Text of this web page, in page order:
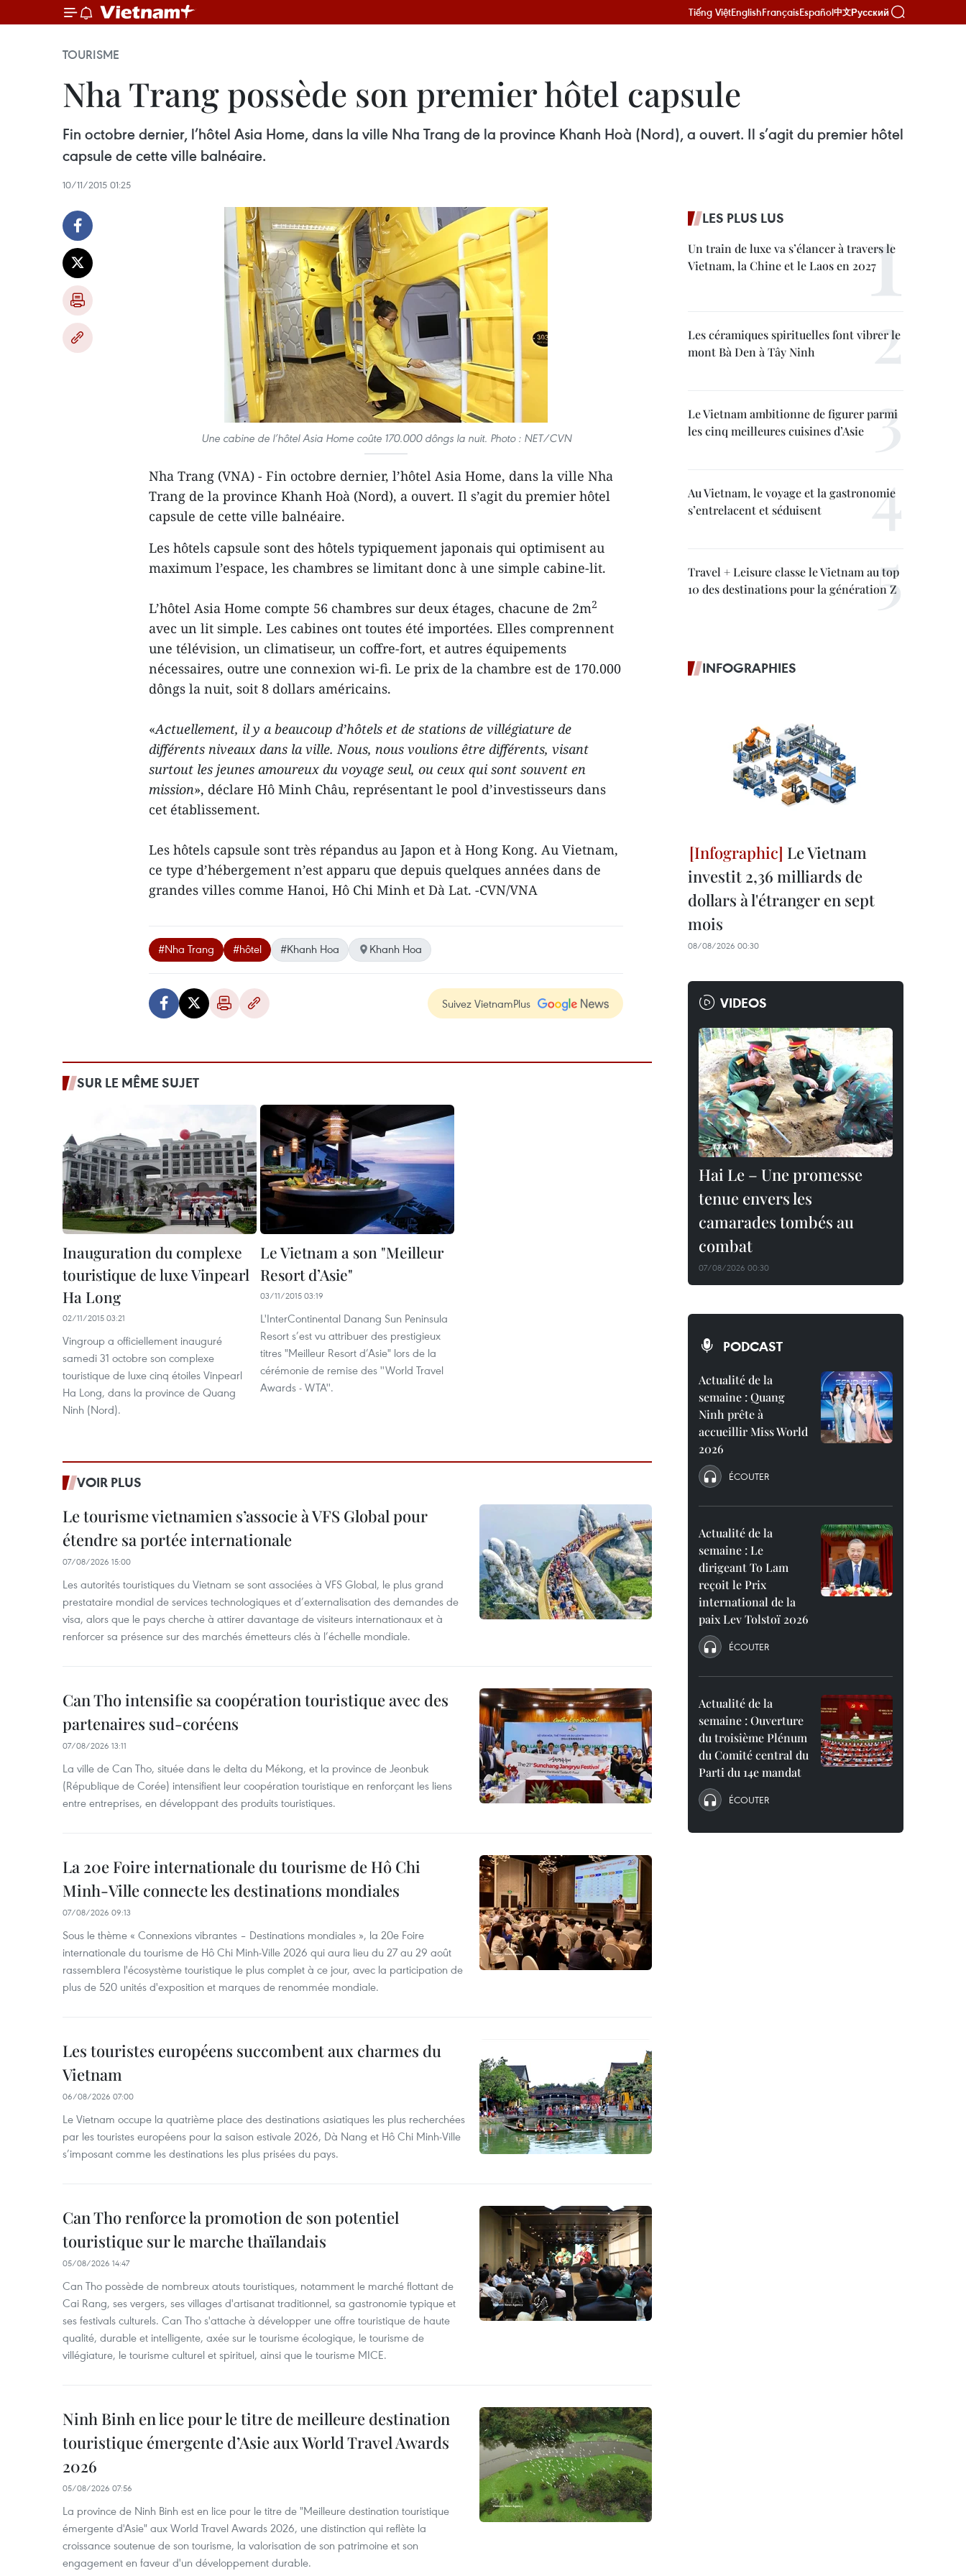
Tiếng ViệtEnglishFrançaisEspañol中文Русский
TOURISME
Nha Trang possède son premier hôtel capsule
Fin octobre dernier, l’hôtel Asia Home, dans la ville Nha Trang de la province Khanh Hoà (Nord), a ouvert. Il s’agit du premier hôtel
capsule de cette ville balnéaire.
10/11/2015 01:25
Une cabine de l’hôtel Asia Home coûte 170.000 dôngs la nuit. Photo : NET/CVN
Nha Trang (VNA) - Fin octobre dernier, l’hôtel Asia Home, dans la ville Nha
Trang de la province Khanh Hoà (Nord), a ouvert. Il s’agit du premier hôtel
capsule de cette ville balnéaire.
Les hôtels capsule sont des hôtels typiquement japonais qui optimisent au
maximum l’espace, les chambres se limitant donc à une simple cabine-lit.
L’hôtel Asia Home compte 56 chambres sur deux étages, chacune de 2m2
avec un lit simple. Les cabines ont toutes été importées. Elles comprennent
une télévision, un climatiseur, un coffre-fort, et autres équipements
nécessaires, outre une connexion wi-fi. Le prix de la chambre est de 170.000
dôngs la nuit, soit 8 dollars américains.
«Actuellement, il y a beaucoup d’hôtels et de stations de villégiature de
différents niveaux dans la ville. Nous, nous voulions être différents, visant
surtout les jeunes amoureux du voyage seul, ou ceux qui sont souvent en
mission», déclare Hô Minh Châu, représentant le pool d’investisseurs dans
cet établissement.
Les hôtels capsule sont très répandus au Japon et à Hong Kong. Au Vietnam,
ce type d’hébergement n’est apparu que depuis quelques années dans de
grandes villes comme Hanoi, Hô Chi Minh et Dà Lat. -CVN/VNA
#Nha Trang #hôtel #Khanh Hoa Khanh Hoa
Suivez VietnamPlus
SUR LE MÊME SUJET
Inauguration du complexe
touristique de luxe Vinpearl
Ha Long
02/11/2015 03:21
Vingroup a officiellement inauguré
samedi 31 octobre son complexe
touristique de luxe cinq étoiles Vinpearl
Ha Long, dans la province de Quang
Ninh (Nord).
Le Vietnam a son "Meilleur
Resort d’Asie"
03/11/2015 03:19
L'InterContinental Danang Sun Peninsula
Resort s’est vu attribuer des prestigieux
titres "Meilleur Resort d’Asie" lors de la
cérémonie de remise des ''World Travel
Awards - WTA''.
VOIR PLUS
Le tourisme vietnamien s’associe à VFS Global pour
étendre sa portée internationale
07/08/2026 15:00
Les autorités touristiques du Vietnam se sont associées à VFS Global, le plus grand
prestataire mondial de services technologiques et d’externalisation des demandes de
visa, alors que le pays cherche à attirer davantage de visiteurs internationaux et à
renforcer sa présence sur des marchés émetteurs clés à l’échelle mondiale.
Can Tho intensifie sa coopération touristique avec des
partenaires sud-coréens
07/08/2026 13:11
La ville de Can Tho, située dans le delta du Mékong, et la province de Jeonbuk
(République de Corée) intensifient leur coopération touristique en renforçant les liens
entre entreprises, en développant des produits touristiques.
La 20e Foire internationale du tourisme de Hô Chi
Minh-Ville connecte les destinations mondiales
07/08/2026 09:13
Sous le thème « Connexions vibrantes – Destinations mondiales », la 20e Foire
internationale du tourisme de Hô Chi Minh-Ville 2026 qui aura lieu du 27 au 29 août
rassemblera l'écosystème touristique le plus complet à ce jour, avec la participation de
plus de 520 unités d'exposition et marques de renommée mondiale.
Les touristes européens succombent aux charmes du
Vietnam
06/08/2026 07:00
Le Vietnam occupe la quatrième place des destinations asiatiques les plus recherchées
par les touristes européens pour la saison estivale 2026, Dà Nang et Hô Chi Minh-Ville
s’imposant comme les destinations les plus prisées du pays.
Can Tho renforce la promotion de son potentiel
touristique sur le marche thaïlandais
05/08/2026 14:47
Can Tho possède de nombreux atouts touristiques, notamment le marché flottant de
Cai Rang, ses vergers, ses villages d'artisanat traditionnel, sa gastronomie typique et
ses festivals culturels. Can Tho s'attache à développer une offre touristique de haute
qualité, durable et intelligente, axée sur le tourisme écologique, le tourisme de
villégiature, le tourisme culturel et spirituel, ainsi que le tourisme MICE.
Ninh Binh en lice pour le titre de meilleure destination
touristique émergente d’Asie aux World Travel Awards
2026
05/08/2026 07:56
La province de Ninh Binh est en lice pour le titre de "Meilleure destination touristique
émergente d'Asie" aux World Travel Awards 2026, une distinction qui reflète la
croissance soutenue de son tourisme, la valorisation de son patrimoine et son
engagement en faveur d'un développement durable.
LES PLUS LUS
Un train de luxe va s’élancer à travers le
Vietnam, la Chine et le Laos en 2027
Les céramiques spirituelles font vibrer le
mont Bà Den à Tây Ninh
Le Vietnam ambitionne de figurer parmi
les cinq meilleures cuisines d’Asie
Au Vietnam, le voyage et la gastronomie
s’entrelacent et séduisent
Travel + Leisure classe le Vietnam au top
10 des destinations pour la génération Z
INFOGRAPHIES
Le Vietnam
investit 2,36 milliards de
dollars à l'étranger en sept
mois
08/08/2026 00:30
VIDEOS
Hai Le – Une promesse
tenue envers les
camarades tombés au
combat
07/08/2026 00:30
PODCAST
Actualité de la
semaine : Quang
Ninh prête à
accueillir Miss World
2026
ÉCOUTER
Actualité de la
semaine : Le
dirigeant To Lam
reçoit le Prix
international de la
paix Lev Tolstoï 2026
ÉCOUTER
Actualité de la
semaine : Ouverture
du troisième Plénum
du Comité central du
Parti du 14e mandat
ÉCOUTER